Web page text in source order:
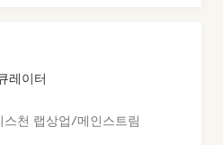
레이터
스천 랩상업/메인스트림